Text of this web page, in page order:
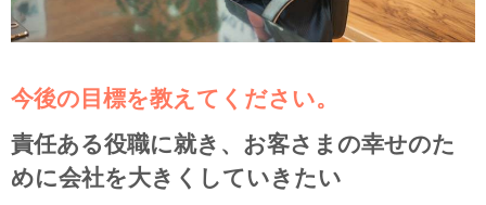
今後の目標を教えてください。
責任ある役職に就き、お客さまの幸せのた
めに会社を大きくしていきたい